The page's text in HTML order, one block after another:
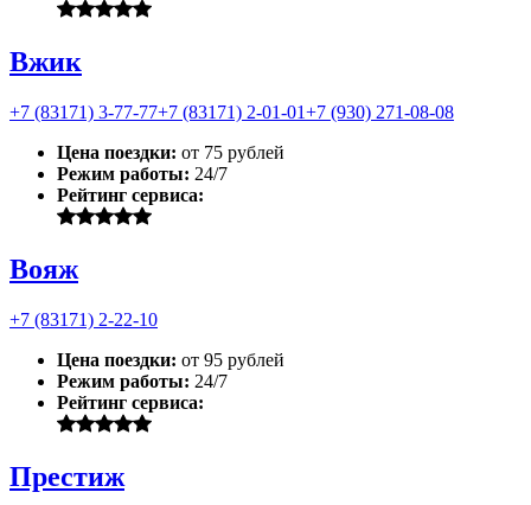
Вжик
+7 (83171) 3-77-77+7 (83171) 2-01-01+7 (930) 271-08-08
Цена поездки: от 75 рублей
Режим работы: 24/7
Рейтинг сервиса:
Вояж
+7 (83171) 2-22-10
Цена поездки: от 95 рублей
Режим работы: 24/7
Рейтинг сервиса:
Престиж